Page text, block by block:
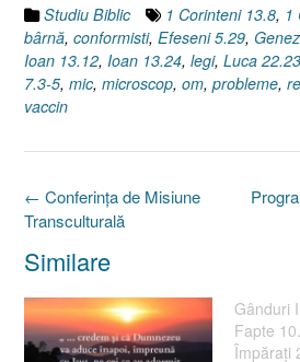
Studiu Biblic 1 Corinteni 13.8, 1
bârnă, conformisti, Efeseni 5.29,
Ioan 13.12, Ioan 13.24, legi, Luca 22.23
7.3-5, mic, microscop, om, probleme,
vaccin
Post
navigation
← Conferinţa de Misiune
Transculturală
Similare
Gânduri
Fapte
Împăraţi